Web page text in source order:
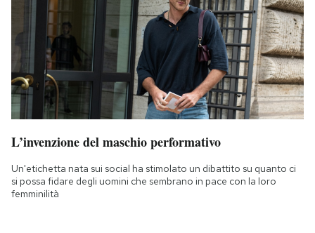
L’invenzione del maschio performativo
Un'etichetta nata sui social ha stimolato un dibattito su quanto ci
si possa fidare degli uomini che sembrano in pace con la loro
femminilità